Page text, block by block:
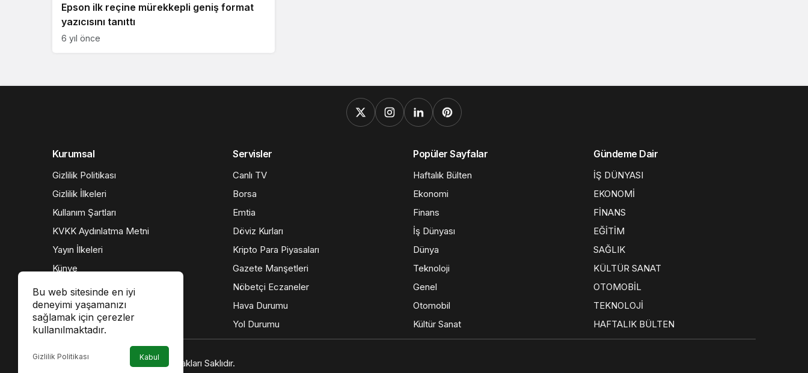
Epson ilk reçine mürekkepli geniş format
yazıcısını tanıttı
6 yıl önce
Bu web sitesinde en iyi
deneyimi yaşamanızı
sağlamak için çerezler
kullanılmaktadır.
Gizlilik Politikası Kabul
Kurumsal
Gizlilik Politikası
Gizlilik İlkeleri
Kullanım Şartları
KVKK Aydınlatma Metni
Yayın İlkeleri
Künye
İletişim
Servisler
Canlı TV
Borsa
Emtia
Döviz Kurları
Kripto Para Piyasaları
Gazete Manşetleri
Nöbetçi Eczaneler
Hava Durumu
Yol Durumu
Popüler Sayfalar
Haftalık Bülten
Ekonomi
Finans
İş Dünyası
Dünya
Teknoloji
Genel
Otomobil
Kültür Sanat
Gündeme Dair
İŞ DÜNYASI
EKONOMİ
FİNANS
EĞİTİM
SAĞLIK
KÜLTÜR SANAT
OTOMOBİL
TEKNOLOJİ
HAFTALIK BÜLTEN
© Telif Hakkı 2026, Tüm Hakları Saklıdır.